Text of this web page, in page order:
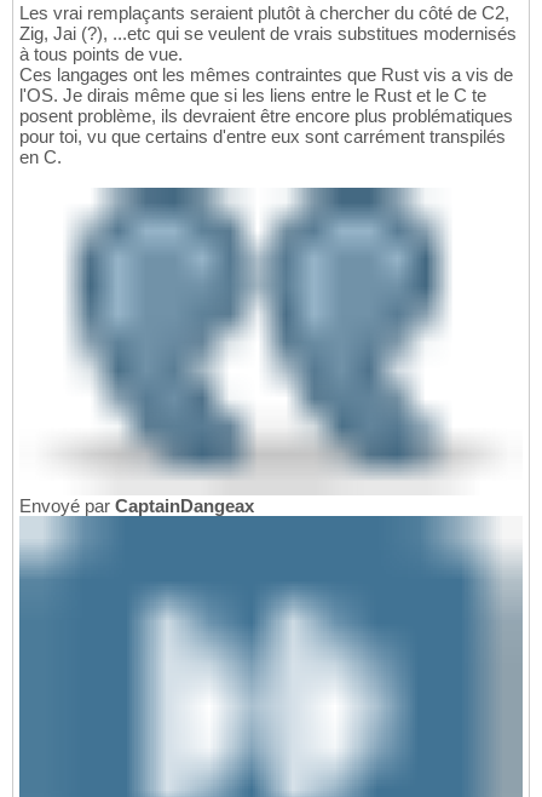
Les vrai remplaçants seraient plutôt à chercher du côté de C2,
Zig, Jai (?), ...etc qui se veulent de vrais substitues modernisés
à tous points de vue.
Ces langages ont les mêmes contraintes que Rust vis a vis de
l'OS. Je dirais même que si les liens entre le Rust et le C te
posent problème, ils devraient être encore plus problématiques
pour toi, vu que certains d'entre eux sont carrément transpilés
en C.
Envoyé par CaptainDangeax